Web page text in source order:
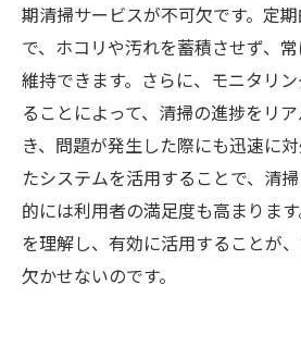
期清掃サービスが不可欠です。定
で、ホコリや汚れを蓄積させず、
維持できます。さらに、モニタリ
ることによって、清掃の進捗をリ
き、問題が発生した際にも迅速に
たシステムを活用することで、清
的には利用者の満足度も高まりま
を理解し、有効に活用することが
欠かせないのです。